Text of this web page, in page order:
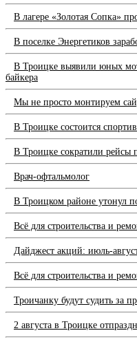
В лагере «Золотая Сопка»
В поселке Энергетиков
В Троицке выявили юных
байкера
Мы не просто монтируем
В Троицке состоится
В Троицке сократили
Врач-офтальмолог
В Троицком районе утонул
Всё для строительства и
Дайджест акций: июль-
Всё для строительства и
Троичанку будут судить за
2 августа в Троицке